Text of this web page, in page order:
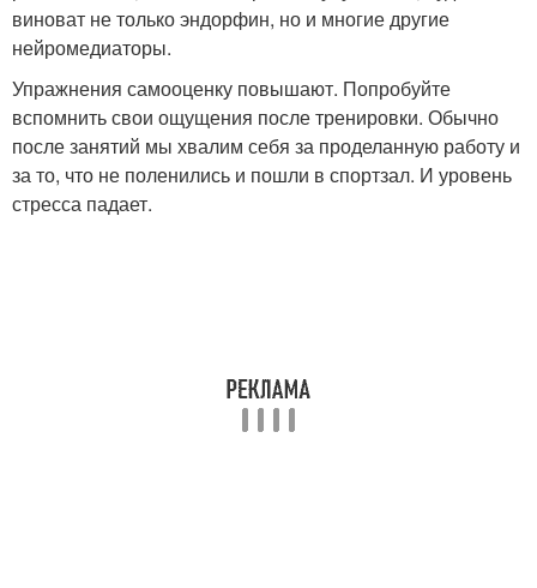
виноват не только эндорфин, но и многие другие
нейромедиаторы.
Упражнения самооценку повышают. Попробуйте
вспомнить свои ощущения после тренировки. Обычно
после занятий мы хвалим себя за проделанную работу и
за то, что не поленились и пошли в спортзал. И уровень
стресса падает.